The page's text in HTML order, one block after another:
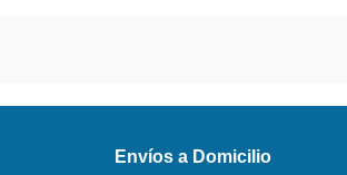
Envíos a Domicilio